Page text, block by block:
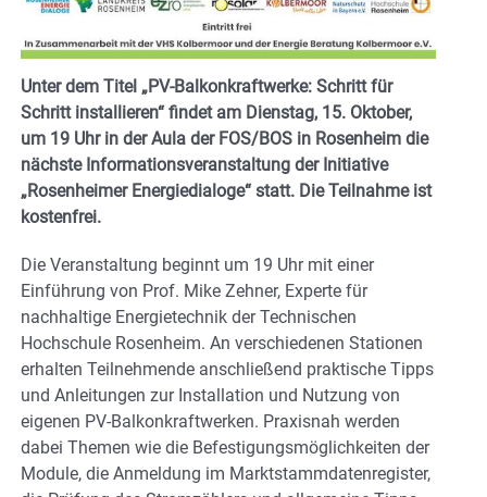
Unter dem Titel „PV-Balkonkraftwerke: Schritt für
Schritt installieren“ findet am Dienstag, 15. Oktober,
um 19 Uhr in der Aula der FOS/BOS in Rosenheim die
nächste Informationsveranstaltung der Initiative
„Rosenheimer Energiedialoge“ statt. Die Teilnahme ist
kostenfrei.
Die Veranstaltung beginnt um 19 Uhr mit einer
Einführung von Prof. Mike Zehner, Experte für
nachhaltige Energietechnik der Technischen
Hochschule Rosenheim. An verschiedenen Stationen
erhalten Teilnehmende anschließend praktische Tipps
und Anleitungen zur Installation und Nutzung von
eigenen PV-Balkonkraftwerken. Praxisnah werden
dabei Themen wie die Befestigungsmöglichkeiten der
Module, die Anmeldung im Marktstammdatenregister,